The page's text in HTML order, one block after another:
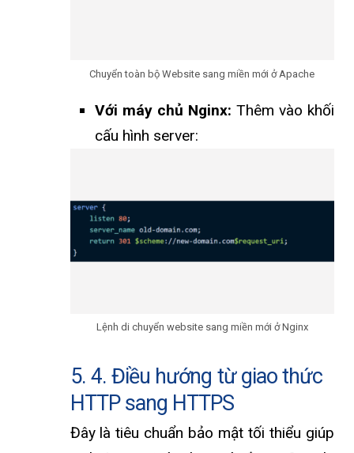
Chuyển toàn bộ Website sang miền mới ở Apache
Với máy chủ Nginx: Thêm vào khối
cấu hình server:
Lệnh di chuyển website sang miền mới ở Nginx
5. 4. Điều hướng từ giao thức
HTTP sang HTTPS
Đây là tiêu chuẩn bảo mật tối thiểu giúp